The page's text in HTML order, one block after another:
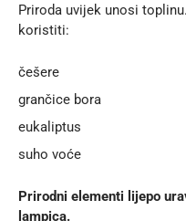
Priroda uvijek unosi
koristiti:
češere
grančice bora
eukaliptus
suho voće
Prirodni elementi lijepo
lampica.